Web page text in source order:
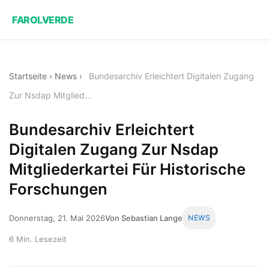
FAROLVERDE
Startseite › News ›
Bundesarchiv Erleichtert Digitalen Zugang
Zur Nsdap Mitglied...
Bundesarchiv Erleichtert
Digitalen Zugang Zur Nsdap
Mitgliederkartei Für Historische
Forschungen
Donnerstag, 21. Mai 2026Von Sebastian Lange NEWS
6 Min. Lesezeit